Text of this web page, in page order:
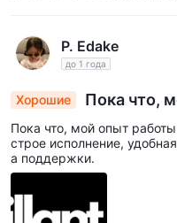
P. Edake
до 1 года
Хорошие Пока что,
Пока что, мой опыт
строе исполнение,
а поддержки.